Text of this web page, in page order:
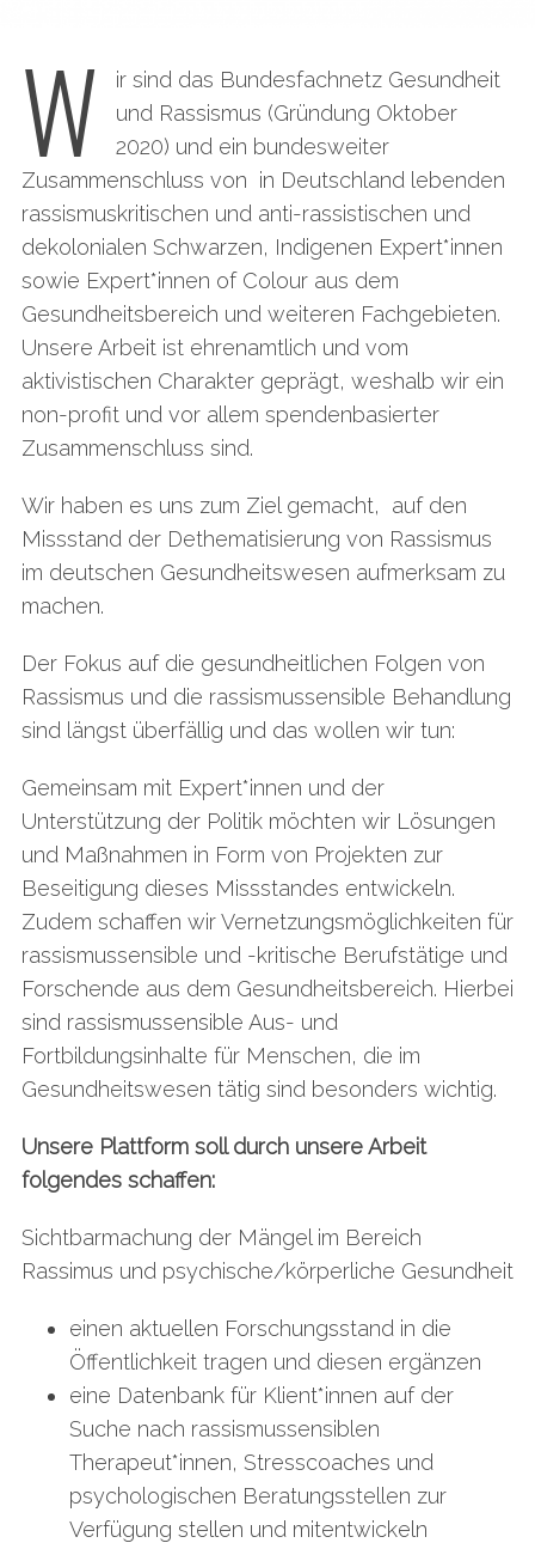
W
ir sind das Bundesfachnetz Gesundheit
und Rassismus (Gründung Oktober
2020) und ein bundesweiter
Zusammenschluss von in Deutschland lebenden
rassismuskritischen und anti-rassistischen und
dekolonialen Schwarzen, Indigenen Expert*innen
sowie Expert*innen of Colour aus dem
Gesundheitsbereich und weiteren Fachgebieten.
Unsere Arbeit ist ehrenamtlich und vom
aktivistischen Charakter geprägt, weshalb wir ein
non-profit und vor allem spendenbasierter
Zusammenschluss sind.
Wir haben es uns zum Ziel gemacht, auf den
Missstand der Dethematisierung von Rassismus
im deutschen Gesundheitswesen aufmerksam zu
machen.
Der Fokus auf die gesundheitlichen Folgen von
Rassismus und die rassismussensible Behandlung
sind längst überfällig und das wollen wir tun:
Gemeinsam mit Expert*innen und der
Unterstützung der Politik möchten wir Lösungen
und Maßnahmen in Form von Projekten zur
Beseitigung dieses Missstandes entwickeln.
Zudem schaffen wir Vernetzungsmöglichkeiten für
rassismussensible und -kritische Berufstätige und
Forschende aus dem Gesundheitsbereich. Hierbei
sind rassismussensible Aus- und
Fortbildungsinhalte für Menschen, die im
Gesundheitswesen tätig sind besonders wichtig.
Unsere Plattform soll durch unsere Arbeit
folgendes schaffen:
Sichtbarmachung der Mängel im Bereich
Rassimus und psychische/körperliche Gesundheit
einen aktuellen Forschungsstand in die
Öffentlichkeit tragen und diesen ergänzen
eine Datenbank für Klient*innen auf der
Suche nach rassismussensiblen
Therapeut*innen, Stresscoaches und
psychologischen Beratungsstellen zur
Verfügung stellen und mitentwickeln